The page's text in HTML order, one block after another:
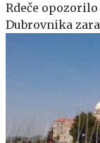
Rdeče
Dubrovnika